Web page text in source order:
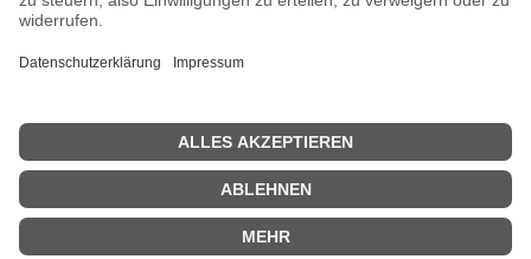
SERVICE
UNTERMENÜ
CONTACT
Suchen
nach: